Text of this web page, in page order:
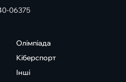
06375
Олімпіада
Кіберспорт
Інші